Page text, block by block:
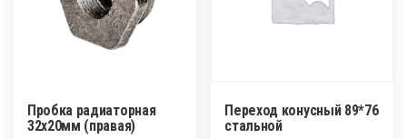
Пробка радиаторная
32х20мм (правая)
Переход конусный 89*76
стальной